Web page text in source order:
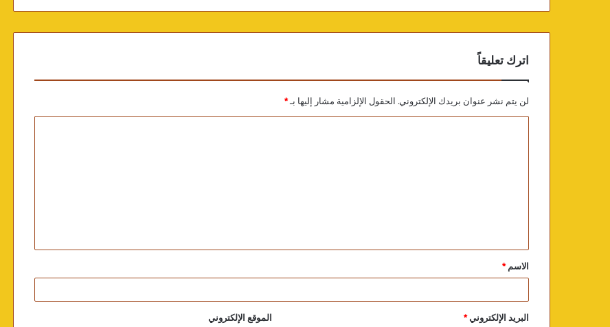
اترك تعليقاً
لن يتم نشر عنوان بريدك الإلكتروني. الحقول الإلزامية مشار إليها بـ*
الاسم*
البريد الإلكتروني* الموقع الإلكتروني